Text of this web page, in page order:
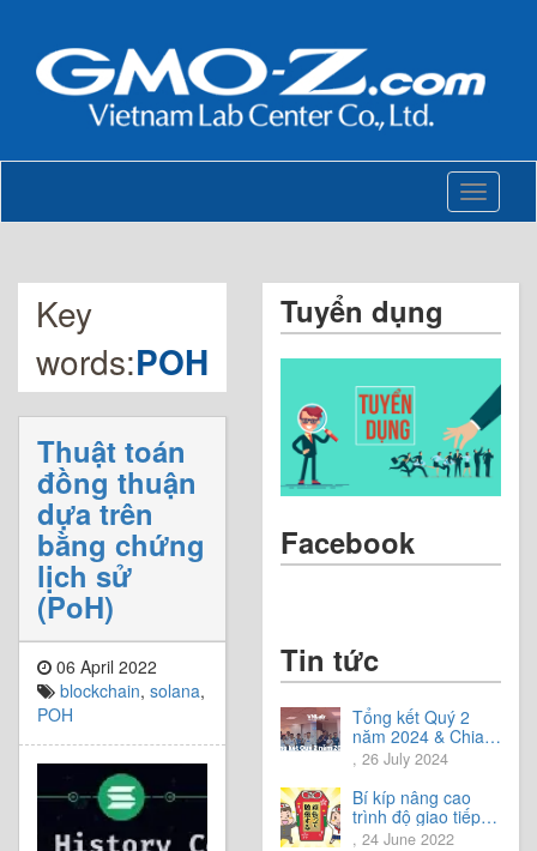
Toggle
Key
words:POH
Thuật toán
đồng thuận
dựa trên
bằng chứng
lịch sử
(PoH)
06 April 2022
blockchain, solana,
POH
Tuyển dụng
Facebook
Tin tức
Tổng kết Quý 2
năm 2024 & Chia
sẻ định hướng Quý
3 năm 2024
, 26 July 2024
Bí kíp nâng cao
trình độ giao tiếp
tiếng Nhật.
, 24 June 2022